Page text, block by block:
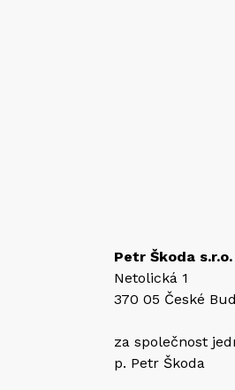
Petr Škoda s.r.o.
Netolická 1
370 05 České
za společnost
p. Petr Škoda